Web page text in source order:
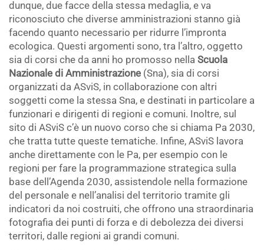
dunque, due facce della stessa medaglia, e va
riconosciuto che diverse amministrazioni stanno già
facendo quanto necessario per ridurre l’impronta
ecologica. Questi argomenti sono, tra l’altro, oggetto
sia di corsi che da anni ho promosso nella Scuola
Nazionale di Amministrazione (Sna), sia di corsi
organizzati da ASviS, in collaborazione con altri
soggetti come la stessa Sna, e destinati in particolare a
funzionari e dirigenti di regioni e comuni. Inoltre, sul
sito di ASviS c’è un nuovo corso che si chiama Pa 2030,
che tratta tutte queste tematiche. Infine, ASviS lavora
anche direttamente con le Pa, per esempio con le
regioni per fare la programmazione strategica sulla
base dell’Agenda 2030, assistendole nella formazione
del personale e nell’analisi del territorio tramite gli
indicatori da noi costruiti, che offrono una straordinaria
fotografia dei punti di forza e di debolezza dei diversi
territori, dalle regioni ai grandi comuni.